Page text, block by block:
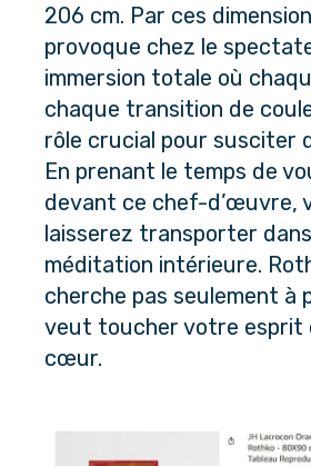
206 cm. Par ces
provoque chez le
immersion totale où
chaque transition de
rôle crucial pour susciter
En prenant le temps de
devant ce chef-d’œuvre,
laisserez transporter
méditation intérieure.
cherche pas seulement à
veut toucher votre esprit
cœur.